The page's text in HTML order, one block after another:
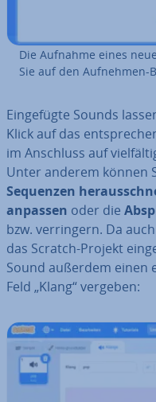
Die Aufnahme eines
Sie auf den Aufnehmen-
Ein­ge­füg­te Sounds
Klick auf das
im Anschluss auf
Unter anderem können
Sequenzen
anpassen oder die
bzw. ver­rin­gern. Da
das Scratch-Projekt
Sound außerdem einen
Feld „Klang“ vergeben: